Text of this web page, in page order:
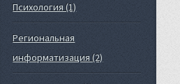
Психология (1)
Региональная
информатизация (2)